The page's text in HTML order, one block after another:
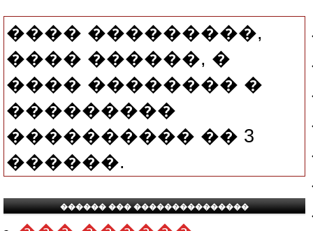
���� ���������,
���� ������, �
���� �������� �
���������
���������� �� 3
������.
������ ��� ���������������